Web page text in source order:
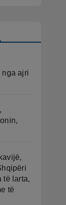
nga ajri
të larta,
të